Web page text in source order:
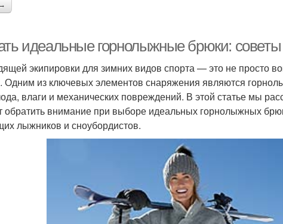
идеальные горнолыжные брюки:
экипировки для зимних видов спорта — это не просто
Одним из ключевых элементов снаряжения являются
влаги и механических повреждений. В этой статье мы
обратить внимание при выборе идеальных горнолыжных
лыжников и сноубордистов.